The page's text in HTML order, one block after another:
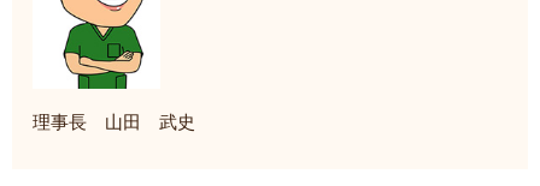
理事長 山田 武史